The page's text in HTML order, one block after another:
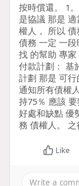
按時償還。 1
是協議 那是
權人， 所以
債務 一定 一
找 的幫助 專
付款計劃： 基
計劃 那是 可
通知所有債權
持75％ 應該
好處和缺點 優
務 債權人。
Like